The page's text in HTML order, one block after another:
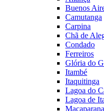
Buenos
Camutanga
Carpina
Chã de
Condado
Ferreiros
Glória do
Itambé
Itaquitinga
Lagoa do
Lagoa de
Macaparana